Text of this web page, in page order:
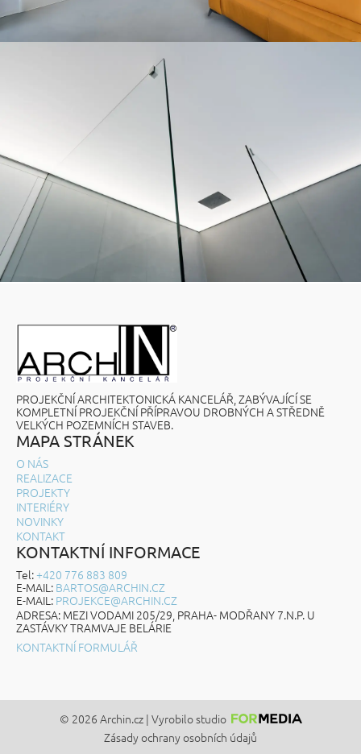
PROJEKČNÍ ARCHITEKTONICKÁ KANCELÁŘ, ZABÝVAJÍCÍ SE
KOMPLETNÍ PROJEKČNÍ PŘÍPRAVOU DROBNÝCH A STŘEDNĚ
VELKÝCH POZEMNÍCH STAVEB.
MAPA STRÁNEK
O NÁS
REALIZACE
PROJEKTY
INTERIÉRY
NOVINKY
KONTAKT
KONTAKTNÍ INFORMACE
Tel:+420 776 883 809
E-MAIL: BARTOS@ARCHIN.CZ
E-MAIL: PROJEKCE@ARCHIN.CZ
ADRESA: MEZI VODAMI 205/29, PRAHA- MODŘANY 7.N.P. U
ZASTÁVKY TRAMVAJE BELÁRIE
KONTAKTNÍ FORMULÁŘ
© 2026 Archin.cz | Vyrobilo studio
Zásady ochrany osobních údajů